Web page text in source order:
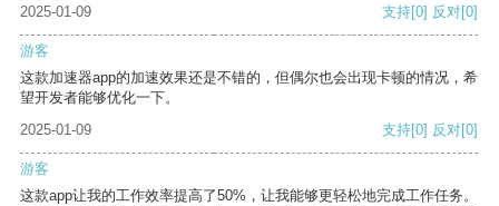
2025-01-09 支持[0] 反对[0]
游客
这款加速器app的加速效果还是不错的，但偶尔也会出现卡顿的情况，希
望开发者能够优化一下。
2025-01-09
支持[0] 反对[0]
游客
这款app让我的工作效率提高了50%，让我能够更轻松地完成工作任务。